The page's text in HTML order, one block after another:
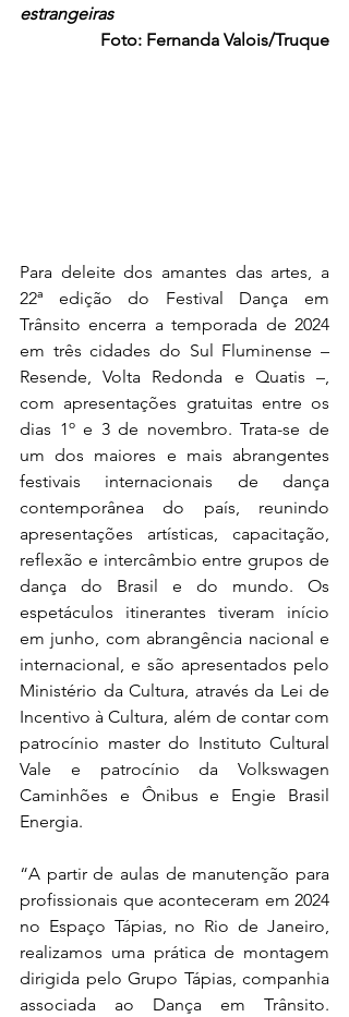
estrangeiras
Foto: Fernanda Valois/Truque
Para deleite dos amantes das artes, a
22ª edição do Festival Dança em
Trânsito encerra a temporada de 2024
em três cidades do Sul Fluminense –
Resende, Volta Redonda e Quatis –,
com apresentações gratuitas entre os
dias 1º e 3 de novembro. Trata-se de
um dos maiores e mais abrangentes
festivais internacionais de dança
contemporânea do país, reunindo
apresentações artísticas, capacitação,
reflexão e intercâmbio entre grupos de
dança do Brasil e do mundo. Os
espetáculos itinerantes tiveram início
em junho, com abrangência nacional e
internacional, e são apresentados pelo
Ministério da Cultura, através da Lei de
Incentivo à Cultura, além de contar com
patrocínio master do Instituto Cultural
Vale e patrocínio da Volkswagen
Caminhões e Ônibus e Engie Brasil
Energia.
“A partir de aulas de manutenção para
profissionais que aconteceram em 2024
no Espaço Tápias, no Rio de Janeiro,
realizamos uma prática de montagem
dirigida pelo Grupo Tápias, companhia
associada ao Dança em Trânsito.